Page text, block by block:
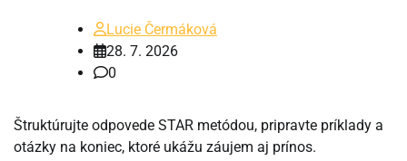
Lucie Čermáková
28. 7. 2026
0
Štruktúrujte odpovede STAR metódou, pripravte príklady a
otázky na koniec, ktoré ukážu záujem aj prínos.